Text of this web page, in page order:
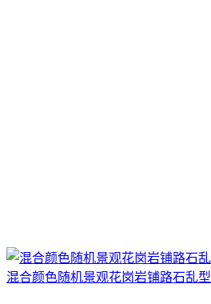
混合颜色随机景观花岗岩铺路石乱型